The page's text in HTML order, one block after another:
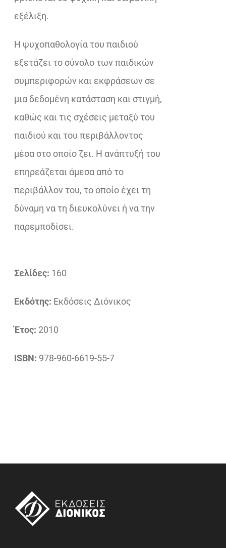
εξέλιξη.
Η ψυχοπαθολογία του παιδιού
εξετάζει το σύνολο των παιδικών
συμπεριφορών και εκφράσεων σε
μια δεδομένη κατάσταση και στιγμή,
καθώς και τις σχέσεις μεταξύ του
παιδιού και του περιβάλλοντος
μέσα στο οποίο ζει. Η ανάπτυξή του
επηρεάζεται άμεσα από το
περιβάλλον του, το οποίο έχει τη
δύναμη να τη διευκολύνει ή να την
παρεμποδίσει.
Σελίδες: 160
Εκδότης: Εκδόσεις Διόνικος
Έτος: 2010
ISBN: 978-960-6619-55-7